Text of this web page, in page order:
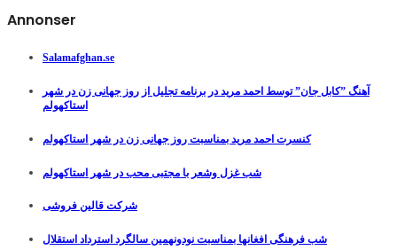
Annonser
Salamafghan.se
آهنگ ”کابل جان” توسط احمد مرید در برنامه تجلیل از روز جهانی زن در شهر
استاکهولم
کنسرت احمد مرید بمناسبت روز جهانی زن در شهر استاکهولم
شب غزل وشعر با مجتبی محب در شهر استاکهولم
شرکت قالین فروشی
شب فرهنگی افغانها بمناسبت نودونهمین سالگرد استرداد استقلال